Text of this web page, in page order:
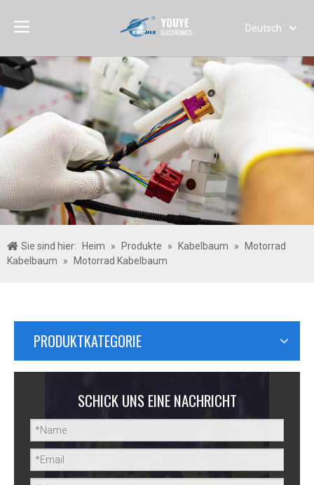
Deutsch
简体中文
Español
Português
한국어
Türk dili
Sie sind hier: Heim » Produkte » Kabelbaum »
Motorrad
Kabelbaum
» Motorrad Kabelbaum
PRODUKTKATEGORIE
SCHICK UNS EINE NACHRICHT